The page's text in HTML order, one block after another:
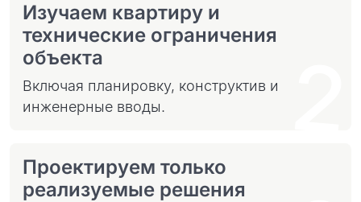
Изучаем квартиру и
технические ограничения
объекта
Включая планировку, конструктив и
инженерные вводы.
Проектируем только
реализуемые решения